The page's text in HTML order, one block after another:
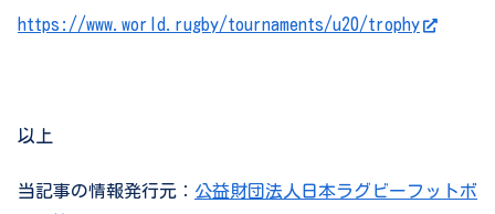
https://www.world.rugby/tournaments/u20/trophy
以上
当記事の情報発行元： 公益財団法人日本ラグビーフットボ